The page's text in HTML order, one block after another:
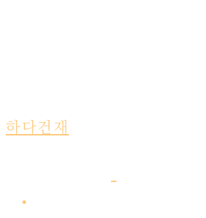
하다건재